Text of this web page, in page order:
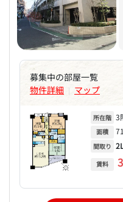
募集中の部屋一覧
物件詳細 | マップ
所在階 3
面積
間取り
賃料